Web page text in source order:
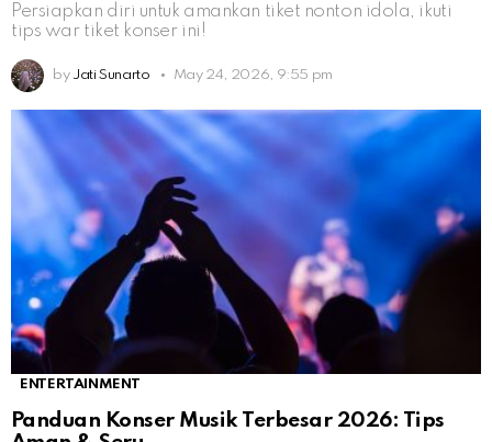
Persiapkan diri untuk amankan tiket nonton idola, ikuti
tips war tiket konser ini!
by Jati Sunarto May 24, 2026, 9:55 pm
ENTERTAINMENT
Panduan Konser Musik Terbesar 2026: Tips